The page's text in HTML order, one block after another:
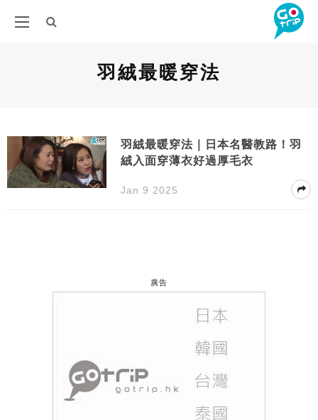
羽絨最暖穿法
羽絨最暖穿法｜日本名醫教路！羽
絨入面穿薄衣好過厚毛衣
Jan 9 2025
廣告